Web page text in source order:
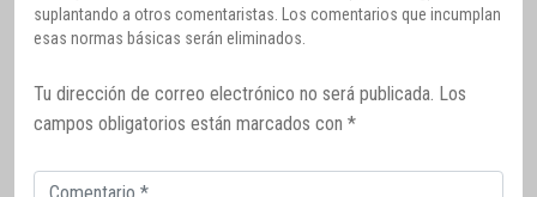
suplantando a otros comentaristas. Los comentarios que incumplan
esas normas básicas serán eliminados.
Tu dirección de correo electrónico no será publicada. Los
campos obligatorios están marcados con *
Comentario